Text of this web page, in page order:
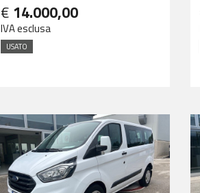
€ 14.000,00
IVA esclusa
USATO